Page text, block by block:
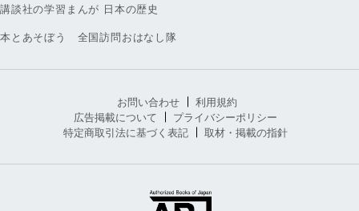
講談社の学習まんが 日本の歴史
本とあそぼう 全国訪問おはなし隊
お問い合わせ
利用規約
広告掲載について
プライバシーポリシー
特定商取引法に基づく表記
取材・掲載の指針